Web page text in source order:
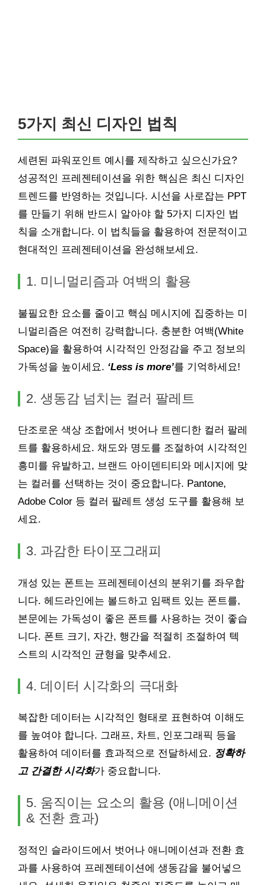
5가지 최신 디자인 법칙
세련된 파워포인트 예시를 제작하고 싶으신가요?
성공적인 프레젠테이션을 위한 핵심은 최신 디자인
트렌드를 반영하는 것입니다. 시선을 사로잡는 PPT
를 만들기 위해 반드시 알아야 할 5가지 디자인 법
칙을 소개합니다. 이 법칙들을 활용하여 전문적이고
현대적인 프레젠테이션을 완성해보세요.
1. 미니멀리즘과 여백의 활용
불필요한 요소를 줄이고 핵심 메시지에 집중하는 미
니멀리즘은 여전히 강력합니다. 충분한 여백(White
Space)을 활용하여 시각적인 안정감을 주고 정보의
가독성을 높이세요. ‘Less is more’를 기억하세요!
2. 생동감 넘치는 컬러 팔레트
단조로운 색상 조합에서 벗어나 트렌디한 컬러 팔레
트를 활용하세요. 채도와 명도를 조절하여 시각적인
흥미를 유발하고, 브랜드 아이덴티티와 메시지에 맞
는 컬러를 선택하는 것이 중요합니다. Pantone,
Adobe Color 등 컬러 팔레트 생성 도구를 활용해 보
세요.
3. 과감한 타이포그래피
개성 있는 폰트는 프레젠테이션의 분위기를 좌우합
니다. 헤드라인에는 볼드하고 임팩트 있는 폰트를,
본문에는 가독성이 좋은 폰트를 사용하는 것이 좋습
니다. 폰트 크기, 자간, 행간을 적절히 조절하여 텍
스트의 시각적인 균형을 맞추세요.
4. 데이터 시각화의 극대화
복잡한 데이터는 시각적인 형태로 표현하여 이해도
를 높여야 합니다. 그래프, 차트, 인포그래픽 등을
활용하여 데이터를 효과적으로 전달하세요. 정확하
고 간결한 시각화가 중요합니다.
5. 움직이는 요소의 활용 (애니메이션
& 전환 효과)
정적인 슬라이드에서 벗어나 애니메이션과 전환 효
과를 사용하여 프레젠테이션에 생동감을 불어넣으